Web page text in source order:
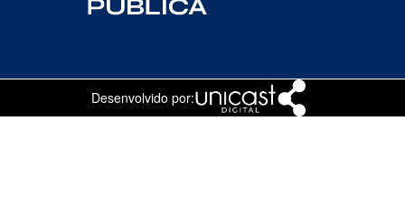
Desenvolvido por: